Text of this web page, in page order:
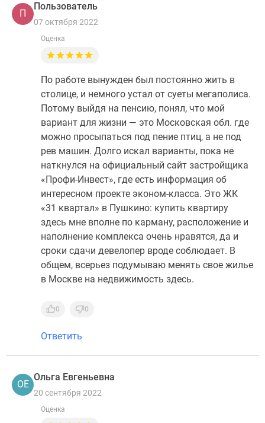
П
Пользователь
07 октября 2022
Оценка
По работе вынужден был постоянно жить в
столице, и немного устал от суеты мегаполиса.
Потому выйдя на пенсию, понял, что мой
вариант для жизни — это Московская обл. где
можно просыпаться под пение птиц, а не под
рев машин. Долго искал варианты, пока не
наткнулся на официальный сайт застройщика
«Профи-Инвест», где есть информация об
интересном проекте эконом-класса. Это ЖК
«31 квартал» в Пушкино: купить квартиру
здесь мне вполне по карману, расположение и
наполнение комплекса очень нравятся, да и
сроки сдачи девелопер вроде соблюдает. В
общем, всерьез подумываю менять свое жилье
в Москве на недвижимость здесь.
0 0
Ответить
ОЕ
Ольга Евгеньевна
20 сентября 2022
Оценка